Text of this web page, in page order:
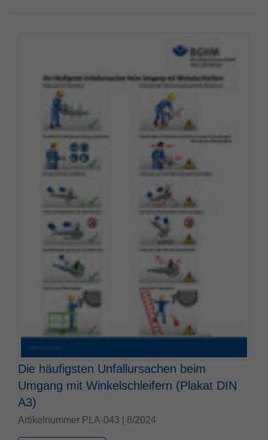
Die häufigsten Unfallursachen beim
Umgang mit Winkelschleifern (Plakat DIN
A3)
Artikelnummer PLA-043 | 8/2024